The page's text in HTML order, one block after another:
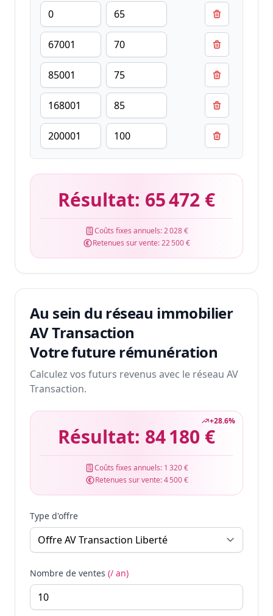
Résultat: 65 472 €
Coûts fixes annuels:2 028 €
Retenues sur vente:22 500 €
Au sein du réseau immobilier
AV Transaction
Votre future rémunération
Calculez vos futurs revenus avec le réseau AV
Transaction.
+28.6%
Résultat: 84 180 €
Coûts fixes annuels: 1 320 €
Retenues sur vente:4 500 €
Type d'offre
Nombre de ventes (/ an)